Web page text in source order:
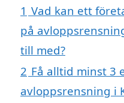
1 Vad kan ett
på
till med?
2 Få alltid minst 3
avloppsrensning i